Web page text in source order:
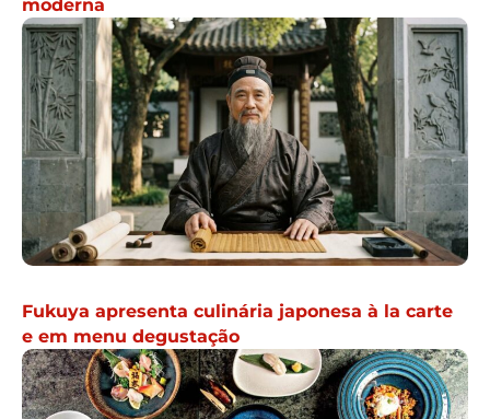
moderna
Fukuya apresenta culinária japonesa à la carte
e em menu degustação